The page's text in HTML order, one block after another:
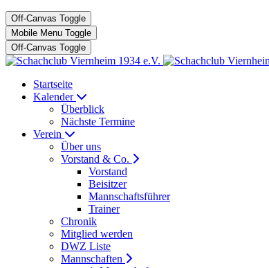
Off-Canvas Toggle
Mobile Menu Toggle
Off-Canvas Toggle
Startseite
Kalender
Überblick
Nächste Termine
Verein
Über uns
Vorstand & Co.
Vorstand
Beisitzer
Mannschaftsführer
Trainer
Chronik
Mitglied werden
DWZ Liste
Mannschaften